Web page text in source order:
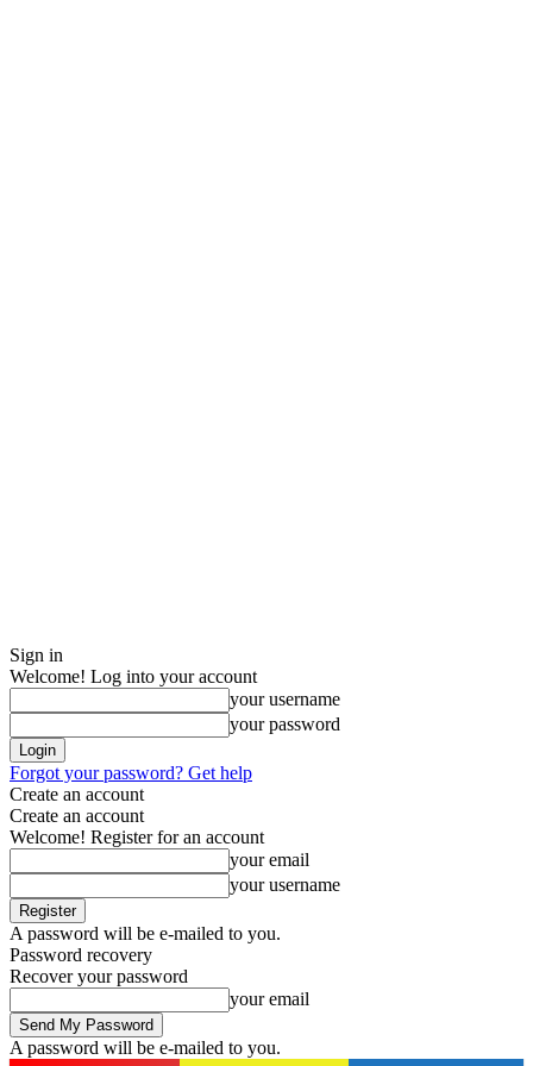
Sign in
Welcome! Log into your account
your username
your password
Forgot your password? Get help
Create an account
Create an account
Welcome! Register for an account
your email
your username
A password will be e-mailed to you.
Password recovery
Recover your password
your email
A password will be e-mailed to you.